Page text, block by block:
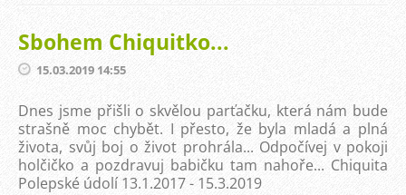
Sbohem Chiquitko...
15.03.2019 14:55
Dnes jsme přišli o skvělou parťačku, která nám bude
strašně moc chybět. I přesto, že byla mladá a plná
života, svůj boj o život prohrála... Odpočívej v pokoji
holčičko a pozdravuj babičku tam nahoře... Chiquita
Polepské údolí 13.1.2017 - 15.3.2019